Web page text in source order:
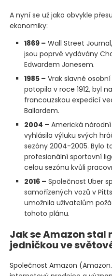
A nyní se už jako obvykle
ekonomiky:
1869 – Wall Street
jsou poprvé vydávány
Edwardem Jonesem.
1985 – Vrak slavné
potopila v roce 1912, byl
francouzskou expedicí
Ballardem.
2004 – Americká
vyhlásila výluku svých
sezóny 2004-2005. Bylo
profesionální sportovní
celou sezónu kvůli
2016 – Společnost Uber
samořízených vozů v
umožnila uživatelům
tohoto plánu.
Jak se Amazon stal
jedničkou ve
Společnost Amazon